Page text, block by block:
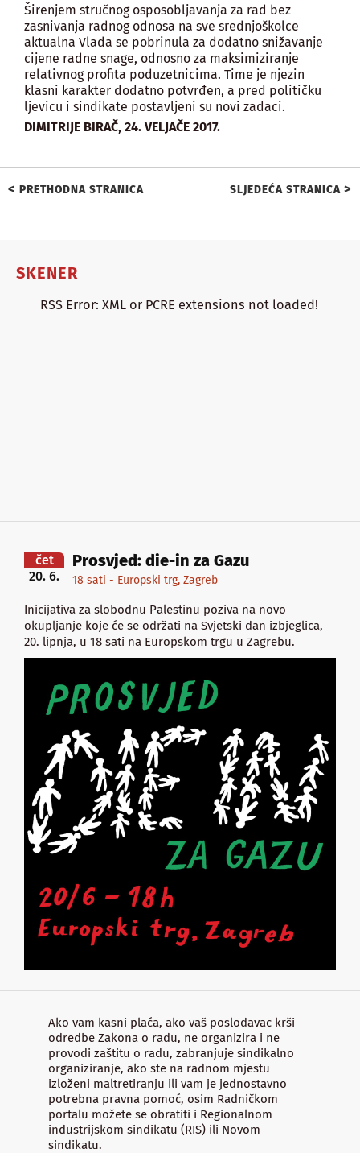
Širenjem stručnog osposobljavanja za rad bez
zasnivanja radnog odnosa na sve srednjoškolce
aktualna Vlada se pobrinula za dodatno snižavanje
cijene radne snage, odnosno za maksimiziranje
relativnog profita poduzetnicima. Time je njezin
klasni karakter dodatno potvrđen, a pred političku
ljevicu i sindikate postavljeni su novi zadaci.
DIMITRIJE BIRAČ, 24. VELJAČE 2017.
< PRETHODNA STRANICA SLJEDEĆA STRANICA >
SKENER
RSS Error: XML or PCRE extensions not loaded!
čet
20. 6.
Prosvjed: die-in za Gazu
18 sati - Europski trg, Zagreb
Inicijativa za slobodnu Palestinu poziva na novo
okupljanje koje će se održati na Svjetski dan izbjeglica,
20. lipnja, u 18 sati na Europskom trgu u Zagrebu.
Ako vam kasni plaća, ako vaš poslodavac krši
odredbe Zakona o radu, ne organizira i ne
provodi zaštitu o radu, zabranjuje sindikalno
organiziranje, ako ste na radnom mjestu
izloženi maltretiranju ili vam je jednostavno
potrebna pravna pomoć, osim Radničkom
portalu možete se obratiti i Regionalnom
industrijskom sindikatu (RIS) ili Novom
sindikatu.